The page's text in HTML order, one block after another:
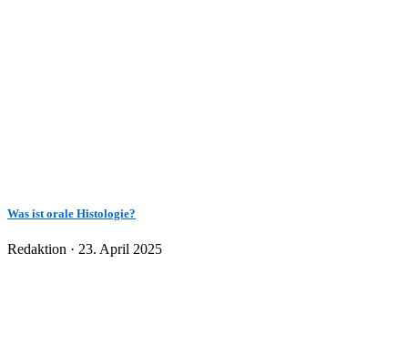
Was ist orale Histologie?
Redaktion · Veröffentlicht
23. April 2025